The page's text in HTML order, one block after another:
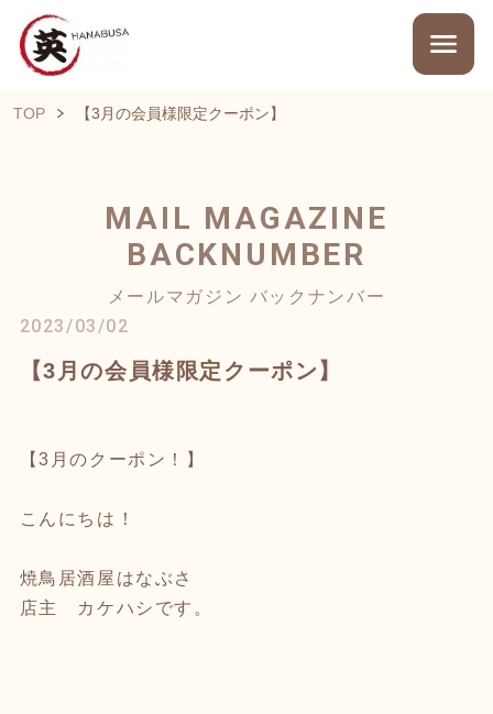
TOP 【3月の会員様限定クーポン】
MAIL MAGAZINE
BACKNUMBER
メールマガジン バックナンバー
2023/03/02
【3月の会員様限定クーポン】
【3月のクーポン！】
こんにちは！
焼鳥居酒屋はなぶさ
店主 カケハシです。